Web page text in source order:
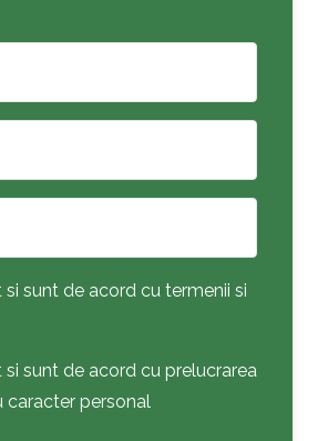
sunt de acord cu termenii si
sunt de acord cu prelucrarea
caracter personal